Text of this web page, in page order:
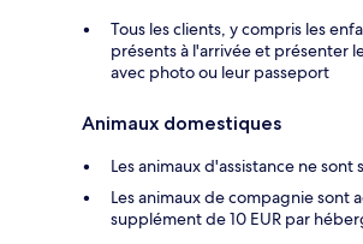
Tous les clients, y compris les
présents à l'arrivée et présenter
avec photo ou leur passeport
Animaux domestiques
Les animaux d'assistance ne sont
Les animaux de compagnie sont
supplément de 10 EUR par